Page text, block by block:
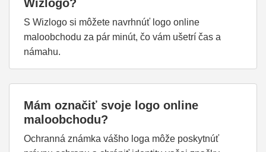
Wizlogo?
S Wizlogo si môžete navrhnúť logo online
maloobchodu za pár minút, čo vám ušetrí čas a
námahu.
Mám označiť svoje logo online
maloobchodu?
Ochranná známka vášho loga môže poskytnúť